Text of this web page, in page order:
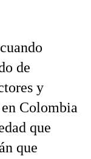
de
y
Colombia
que
que